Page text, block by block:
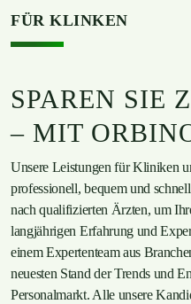
FÜR KLINKEN
SPAREN SIE
– MIT
Unsere Leistungen für Kliniken
professionell, bequem und
nach qualifizierten Ärzten, um
langjährigen Erfahrung und
einem Expertenteam aus
neuesten Stand der Trends und
Personalmarkt. Alle unsere